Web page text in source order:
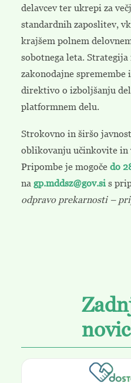
delavcev ter ukrepi za
standardnih zaposlitev,
krajšem polnem
sobotnega leta.
zakonodajne spremembe
direktivo o izboljšanju
platformnem delu.
Strokovno in širšo
oblikovanju učinkovite in
Pripombe je mogoče do
na gp.mddsz@gov.si s
odpravo prekarnosti –